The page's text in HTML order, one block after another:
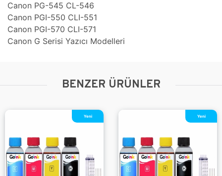
Canon PG-545 CL-546
Canon PGI-550 CLI-551
Canon PGI-570 CLI-571
Canon G Serisi Yazıcı Modelleri
BENZER ÜRÜNLER
Yeni Yeni